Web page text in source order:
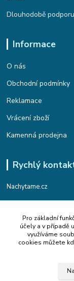
Dlouhodobě
Informace
O nás
Obchodní podmínky
Reklamace
Vrácení zboží
Kamenná prodejna
Rychlý
Nachytame.cz
Telefon : +420
(Po-Pá, 9:00-17:00
Email :
Pro základní
účely a v případě
využíváme
cookies můžete